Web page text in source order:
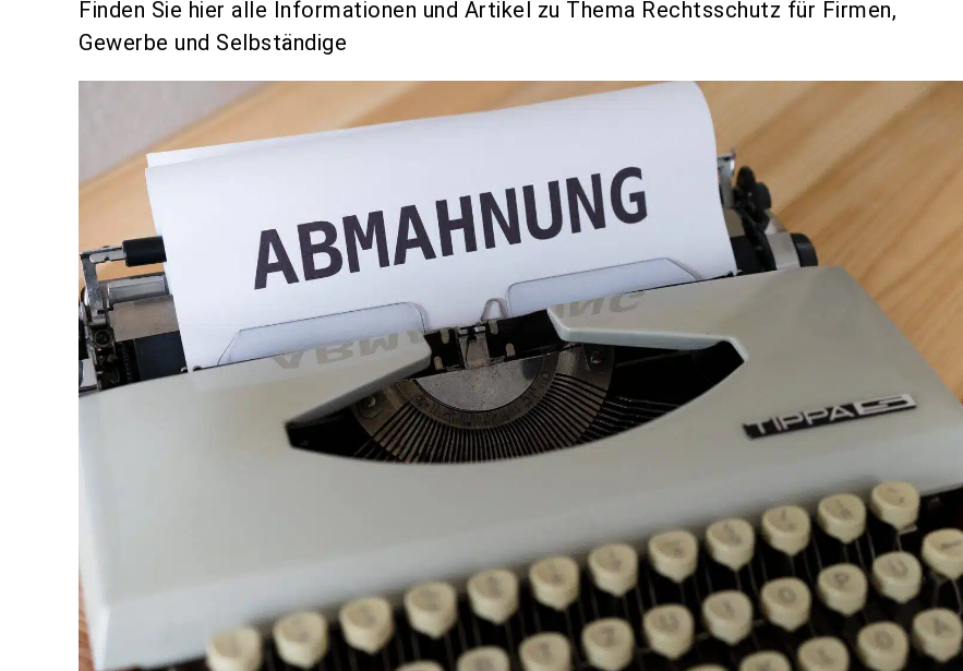
Finden Sie hier alle Informationen und Artikel zu Thema Rechtsschutz für Firmen,
Gewerbe und Selbständige